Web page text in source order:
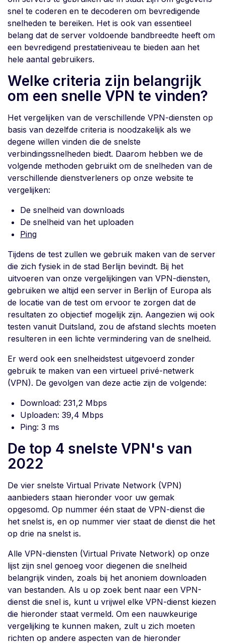
snel te coderen en te decoderen om bevredigende
snelheden te bereiken. Het is ook van essentieel
belang dat de server voldoende bandbreedte heeft om
een bevredigend prestatieniveau te bieden aan het
hele aantal gebruikers.
Welke criteria zijn belangrijk
om een snelle VPN te vinden?
Het vergelijken van de verschillende VPN-diensten op
basis van dezelfde criteria is noodzakelijk als we
degene willen vinden die de snelste
verbindingssnelheden biedt. Daarom hebben we de
volgende methoden gebruikt om de snelheden van de
verschillende dienstverleners op onze website te
vergelijken:
De snelheid van downloads
De snelheid van het uploaden
Ping
Tijdens de test zullen we gebruik maken van de server
die zich fysiek in de stad Berlijn bevindt. Bij het
uitvoeren van onze vergelijkingen van VPN-diensten,
gebruiken we altijd een server in Berlijn of Europa als
de locatie van de test om ervoor te zorgen dat de
resultaten zo objectief mogelijk zijn. Aangezien wij ook
testen vanuit Duitsland, zou de afstand slechts moeten
resulteren in een lichte vermindering van de snelheid.
Er werd ook een snelheidstest uitgevoerd zonder
gebruik te maken van een virtueel privé-netwerk
(VPN). De gevolgen van deze actie zijn de volgende:
Download: 231,2 Mbps
Uploaden: 39,4 Mbps
Ping: 3 ms
De top 4 snelste VPN's van
2022
De vier snelste Virtual Private Network (VPN)
aanbieders staan hieronder voor uw gemak
opgesomd. Op nummer één staat de VPN-dienst die
het snelst is, en op nummer vier staat de dienst die het
op drie na snelst is.
Alle VPN-diensten (Virtual Private Network) op onze
lijst zijn snel genoeg voor diegenen die snelheid
belangrijk vinden, zoals bij het anoniem downloaden
van bestanden. Als u op zoek bent naar een VPN-
dienst die snel is, kunt u vrijwel elke VPN-dienst kiezen
die hieronder staat vermeld. Om een nauwkeurige
vergelijking te kunnen maken, zult u zich moeten
richten op andere aspecten van de hieronder